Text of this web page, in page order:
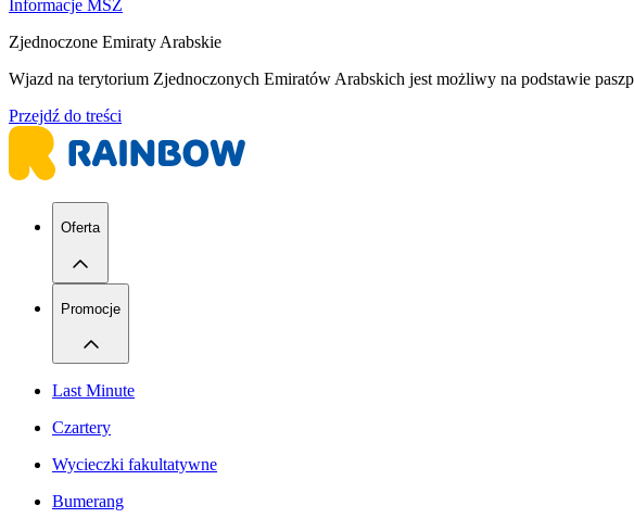
Informacje MSZ
Zjednoczone Emiraty Arabskie
Wjazd na terytorium Zjednoczonych Emiratów Arabskich jest możliwy na podstawie
Przejdź do treści
Oferta
Promocje
Last Minute
Czartery
Wycieczki fakultatywne
Bumerang